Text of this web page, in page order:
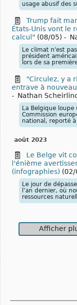
usage abusif des
Trump fait
États-Unis vont le
calcul" (08/05) -
Le climat n'est
président
lors de sa
"Circulez, y a
entrave à
- Nathan
La Belgique
Commission
national, reporté
août 2023
Le Belge vit
l'énième
(infographies) (02/
Le jour de
l’an dernier, où
ressources
Afficher